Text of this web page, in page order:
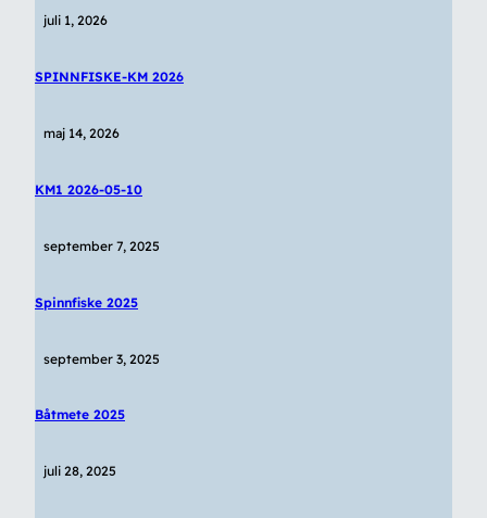
juli 1, 2026
SPINNFISKE-KM 2026
maj 14, 2026
KM1 2026-05-10
september 7, 2025
Spinnfiske 2025
september 3, 2025
Båtmete 2025
juli 28, 2025